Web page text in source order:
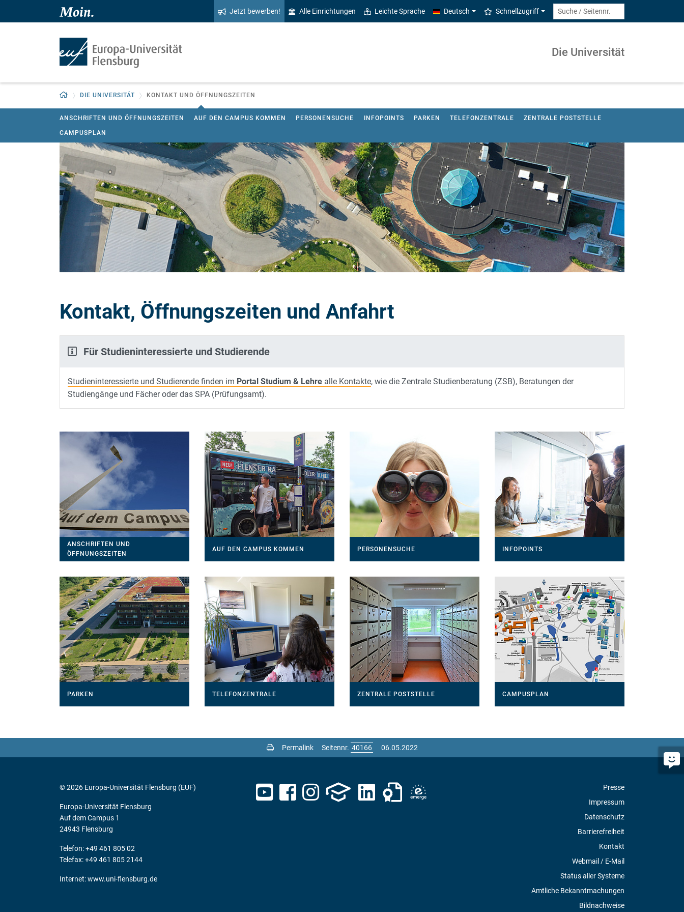
Zum Hauptinhalt springen
Zur Navigation springen
Jetzt bewerben! Alle Einrichtungen Leichte Sprache Deutsch Schnellzugriff
Die Universität
Zurück zur Startseite
DIE UNIVERSITÄT KONTAKT UND ÖFFNUNGSZEITEN
ANSCHRIFTEN UND ÖFFNUNGSZEITEN AUF DEN CAMPUS KOMMEN PERSONENSUCHE INFOPOINTS PARKEN TELEFONZENTRALE ZENTRALE POSTSTELLE
CAMPUSPLAN
Kontakt, Öffnungszeiten und Anfahrt
Für Studieninteressierte und Studierende
Studieninteressierte und Studierende finden im Portal Studium & Lehre alle Kontakte, wie die Zentrale Studienberatung (ZSB), Beratungen der
Studiengänge und Fächer oder das SPA (Prüfungsamt).
ANSCHRIFTEN UND
ÖFFNUNGSZEITEN
AUF DEN CAMPUS KOMMEN PERSONENSUCHE INFOPOINTS
PARKEN TELEFONZENTRALE ZENTRALE POSTSTELLE CAMPUSPLAN
Permalink Seitennr. 06.05.2022
Presse
Impressum
Datenschutz
Barrierefreiheit
Kontakt
Webmail / E-Mail
Status aller Systeme
Amtliche Bekanntmachungen
Bildnachweise
© 2026 Europa-Universität Flensburg (EUF)
Europa-Universität Flensburg
Auf dem Campus 1
24943 Flensburg
Telefon: +49 461 805 02
Telefax: +49 461 805 2144
Internet:www.uni-flensburg.de